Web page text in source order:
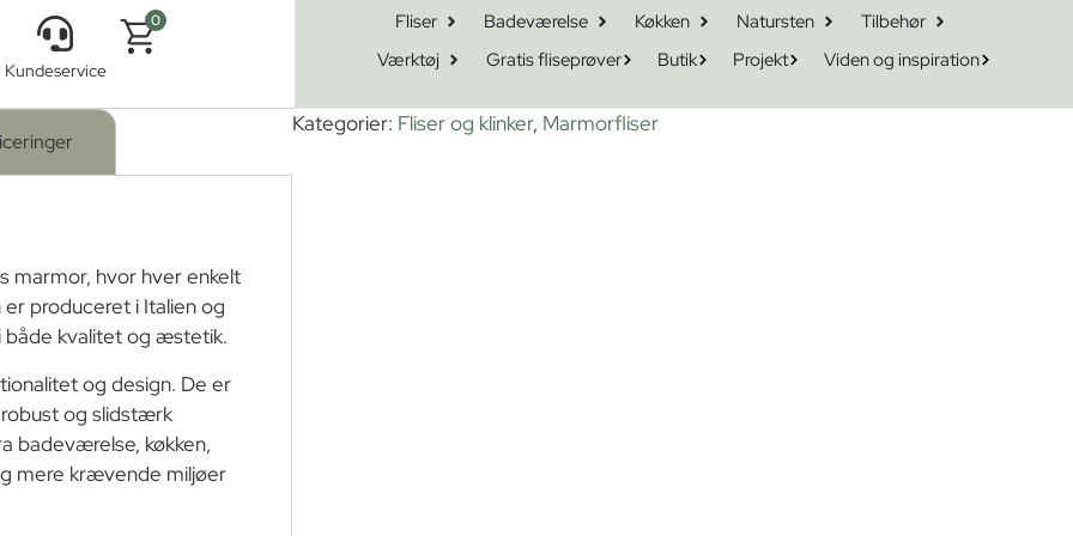
Kundeservice
0 Fliser Badeværelse Køkken Natursten
Tilbehør
Værktøj
Gratis fliseprøver Butik Projekt Viden og inspiration
60×60
marmor, hvor hver enkelt
er produceret i Italien og
både kvalitet og æstetik.
og design. De er
robust og slidstærk
badeværelse, køkken,
mere krævende miljøer
Kategorier: Fliser og klinker, Marmorfliser